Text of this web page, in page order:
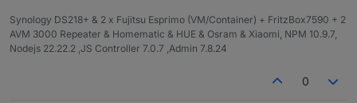
Synology DS218+ & 2 x Fujitsu Esprimo (VM/Container) + FritzBox7590 + 2
AVM 3000 Repeater & Homematic & HUE & Osram & Xiaomi, NPM 10.9.7,
Nodejs 22.22.2 ,JS Controller 7.0.7 ,Admin 7.8.24
0